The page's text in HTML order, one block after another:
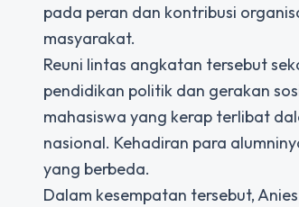
pada peran dan kontribusi
masyarakat.
Reuni lintas angkatan tersebut
pendidikan politik dan gerakan
mahasiswa yang kerap terlibat
nasional. Kehadiran para
yang berbeda.
Dalam kesempatan tersebut,